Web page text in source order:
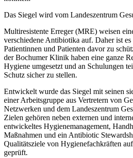
Das Siegel wird vom Landeszentrum
Multiresistente Erreger (MRE) weisen
verschiedene Antibiotika auf. Daher ist
Patientinnen und Patienten davor zu
der Bochumer Klinik haben eine ganze
Hygiene umgesetzt und an Schulungen
Schutz sicher zu stellen.
Entwickelt wurde das Siegel mit seinen
einer Arbeitsgruppe aus Vertretern von
Netzwerken und dem Landeszentrum
Zielen gehören neben externen und
entwickeltes Hygienemanagement,
Maßnahmen und ein Antibiotic
Qualitätsziele von Hygienefachkräften
geprüft.